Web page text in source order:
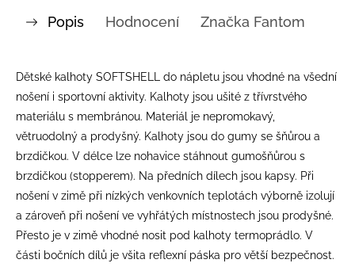
Popis Hodnocení Značka Fantom
Dětské kalhoty SOFTSHELL do nápletu jsou vhodné na všední
nošení i sportovní aktivity. Kalhoty jsou ušité z třívrstvého
materiálu s membránou. Materiál je nepromokavý,
větruodolný a prodyšný. Kalhoty jsou do gumy se šňůrou a
brzdičkou. V délce lze nohavice stáhnout gumošňůrou s
brzdičkou (stopperem). Na předních dílech jsou kapsy. Při
nošení v zimě při nízkých venkovních teplotách výborně izolují
a zároveň při nošení ve vyhřátých místnostech jsou prodyšné.
Přesto je v zimě vhodné nosit pod kalhoty termoprádlo. V
části bočních dílů je všita reflexní páska pro větší bezpečnost.